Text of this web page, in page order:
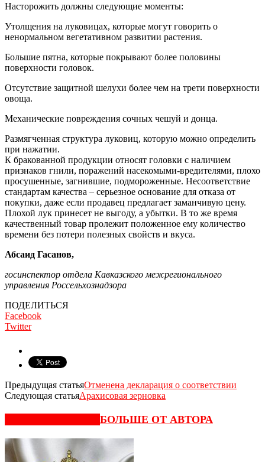
Насторожить должны следующие моменты:
Утолщения на луковицах, которые могут говорить о
ненормальном вегетативном развитии растения.
Большие пятна, которые покрывают более половины
поверхности головок.
Отсутствие защитной шелухи более чем на трети поверхности
овоща.
Механические повреждения сочных чешуй и донца.
Размягченная структура луковиц, которую можно определить
при нажатии.
К бракованной продукции относят головки с наличием
признаков гнили, поражений насекомыми-вредителями, плохо
просушенные, загнившие, подмороженные. Несоответствие
стандартам качества – серьезное основание для отказа от
покупки, даже если продавец предлагает заманчивую цену.
Плохой лук принесет не выгоду, а убытки. В то же время
качественный товар пролежит положенное ему количество
времени без потери полезных свойств и вкуса.
Абсаид Гасанов,
госинспектор отдела Кавказского межрегионального
управления Россельхознадзора
ПОДЕЛИТЬСЯ
Facebook
Twitter
Предыдущая статьяОтменена декларация о соответствии
Следующая статьяАрахисовая зерновка
БОЛЬШЕ ОТ АВТОРА